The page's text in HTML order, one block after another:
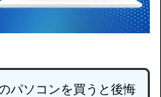
パソコンを買うと後悔